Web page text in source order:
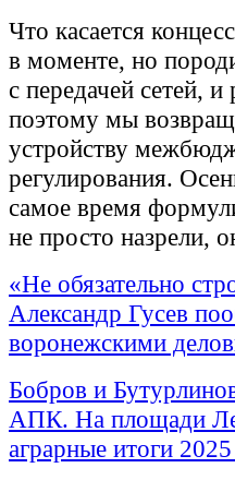
Что касается
в моменте, но
с передачей сетей,
поэтому мы
устройству
регулирования.
самое время
не просто назрели,
«Не обязательно
Александр Гусев
воронежскими
Бобров и
АПК. На площади
аграрные итоги 2025